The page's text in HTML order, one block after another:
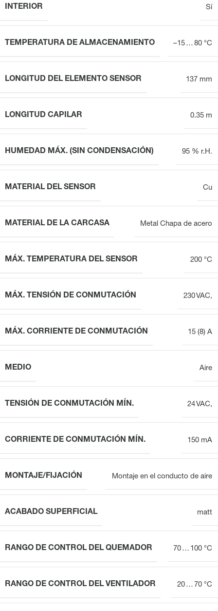
INTERIOR Sí
TEMPERATURA DE ALMACENAMIENTO –15 … 80 °C
LONGITUD DEL ELEMENTO SENSOR 137 mm
LONGITUD CAPILAR 0.35 m
HUMEDAD MÁX. (SIN CONDENSACIÓN) 95 % r.H.
MATERIAL DEL SENSOR Cu
MATERIAL DE LA CARCASA Metal Chapa de acero
MÁX. TEMPERATURA DEL SENSOR 200 °C
MÁX. TENSIÓN DE CONMUTACIÓN 230 VAC,
MÁX. CORRIENTE DE CONMUTACIÓN 15 (8) A
MEDIO Aire
TENSIÓN DE CONMUTACIÓN MÍN. 24 VAC,
CORRIENTE DE CONMUTACIÓN MÍN. 150 mA
MONTAJE/FIJACIÓN Montaje en el conducto de aire
ACABADO SUPERFICIAL matt
RANGO DE CONTROL DEL QUEMADOR 70 … 100 °C
RANGO DE CONTROL DEL VENTILADOR 20 … 70 °C